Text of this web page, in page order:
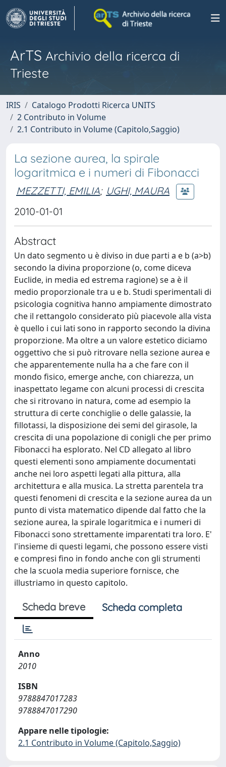
ArTS Archivio della ricerca di
Trieste
IRIS
Catalogo Prodotti Ricerca UNITS
2 Contributo in Volume
2.1 Contributo in Volume (Capitolo,Saggio)
La sezione aurea, la spirale
logaritmica e i numeri di Fibonacci
MEZZETTI, EMILIA; UGHI, MAURA
2010-01-01
Abstract
Un dato segmento u è diviso in due parti a e b (a>b)
secondo la divina proporzione (o, come diceva
Euclide, in media ed estrema ragione) se a è il
medio proporzionale tra u e b. Studi sperimentali di
psicologia cognitiva hanno ampiamente dimostrato
che il rettangolo considerato più piacevole alla vista
è quello i cui lati sono in rapporto secondo la divina
proporzione. Ma oltre a un valore estetico diciamo
oggettivo che si può ritrovare nella sezione aurea e
che apparentemente nulla ha a che fare con il
mondo fisico, emerge anche, con chiarezza, un
inaspettato legame con alcuni processi di crescita
che si ritrovano in natura, come ad esempio la
struttura di certe conchiglie o delle galassie, la
fillotassi, la disposizione dei semi del girasole, la
crescita di una popolazione di conigli che per primo
Fibonacci ha esplorato. Nel CD allegato al libro
questi elementi sono ampiamente documentati
anche nei loro aspetti legati alla pittura, alla
architettura e alla musica. La stretta parentela tra
questi fenomeni di crescita e la sezione aurea da un
punto di vista matematico dipende dal fatto che la
sezione aurea, la spirale logaritmica e i numeri di
Fibonacci sono strettamente imparentati tra loro. E'
l'insieme di questi legami, che possono essere visti
e compresi fino in fondo anche con gli strumenti
che la scuola media superiore fornisce, che
illustriamo in questo capitolo.
Scheda breve Scheda completa
Anno
2010
ISBN
9788847017283
9788847017290
Appare nelle tipologie:
2.1 Contributo in Volume (Capitolo,Saggio)